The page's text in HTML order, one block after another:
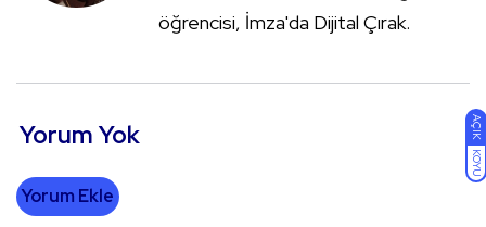
AÇIK
KOYU
öğrencisi, İmza'da Dijital Çırak.
Yorum Yok
Yorum Ekle